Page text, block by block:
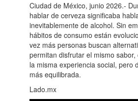
Ciudad de México, junio 2026.-
hablar de cerveza significaba
inevitablemente de alcohol. Sin
hábitos de consumo están
vez más personas buscan
permitan disfrutar el mismo
la misma experiencia social, pero
más equilibrada.
Lado.mx